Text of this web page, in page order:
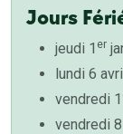
Jours
jeudi 1 er
lundi 6
vendredi 1
vendredi